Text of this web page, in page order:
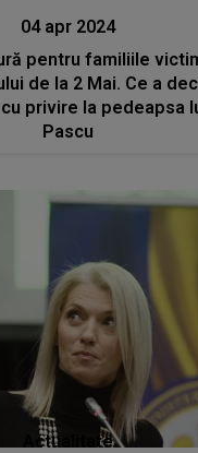
04 apr 2024
pentru familiile
de la 2 Mai. Ce a
privire la pedeapsa
Pascu
Actualitate